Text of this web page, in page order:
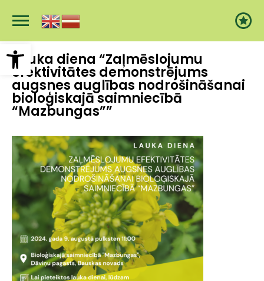
Open toolbar
galveno
Lauka diena “Zaļmēslojumu
efektivitātes demonstrējums
augsnes auglības nodrošināšanai
bioloģiskajā saimniecībā
“Mazbungas””